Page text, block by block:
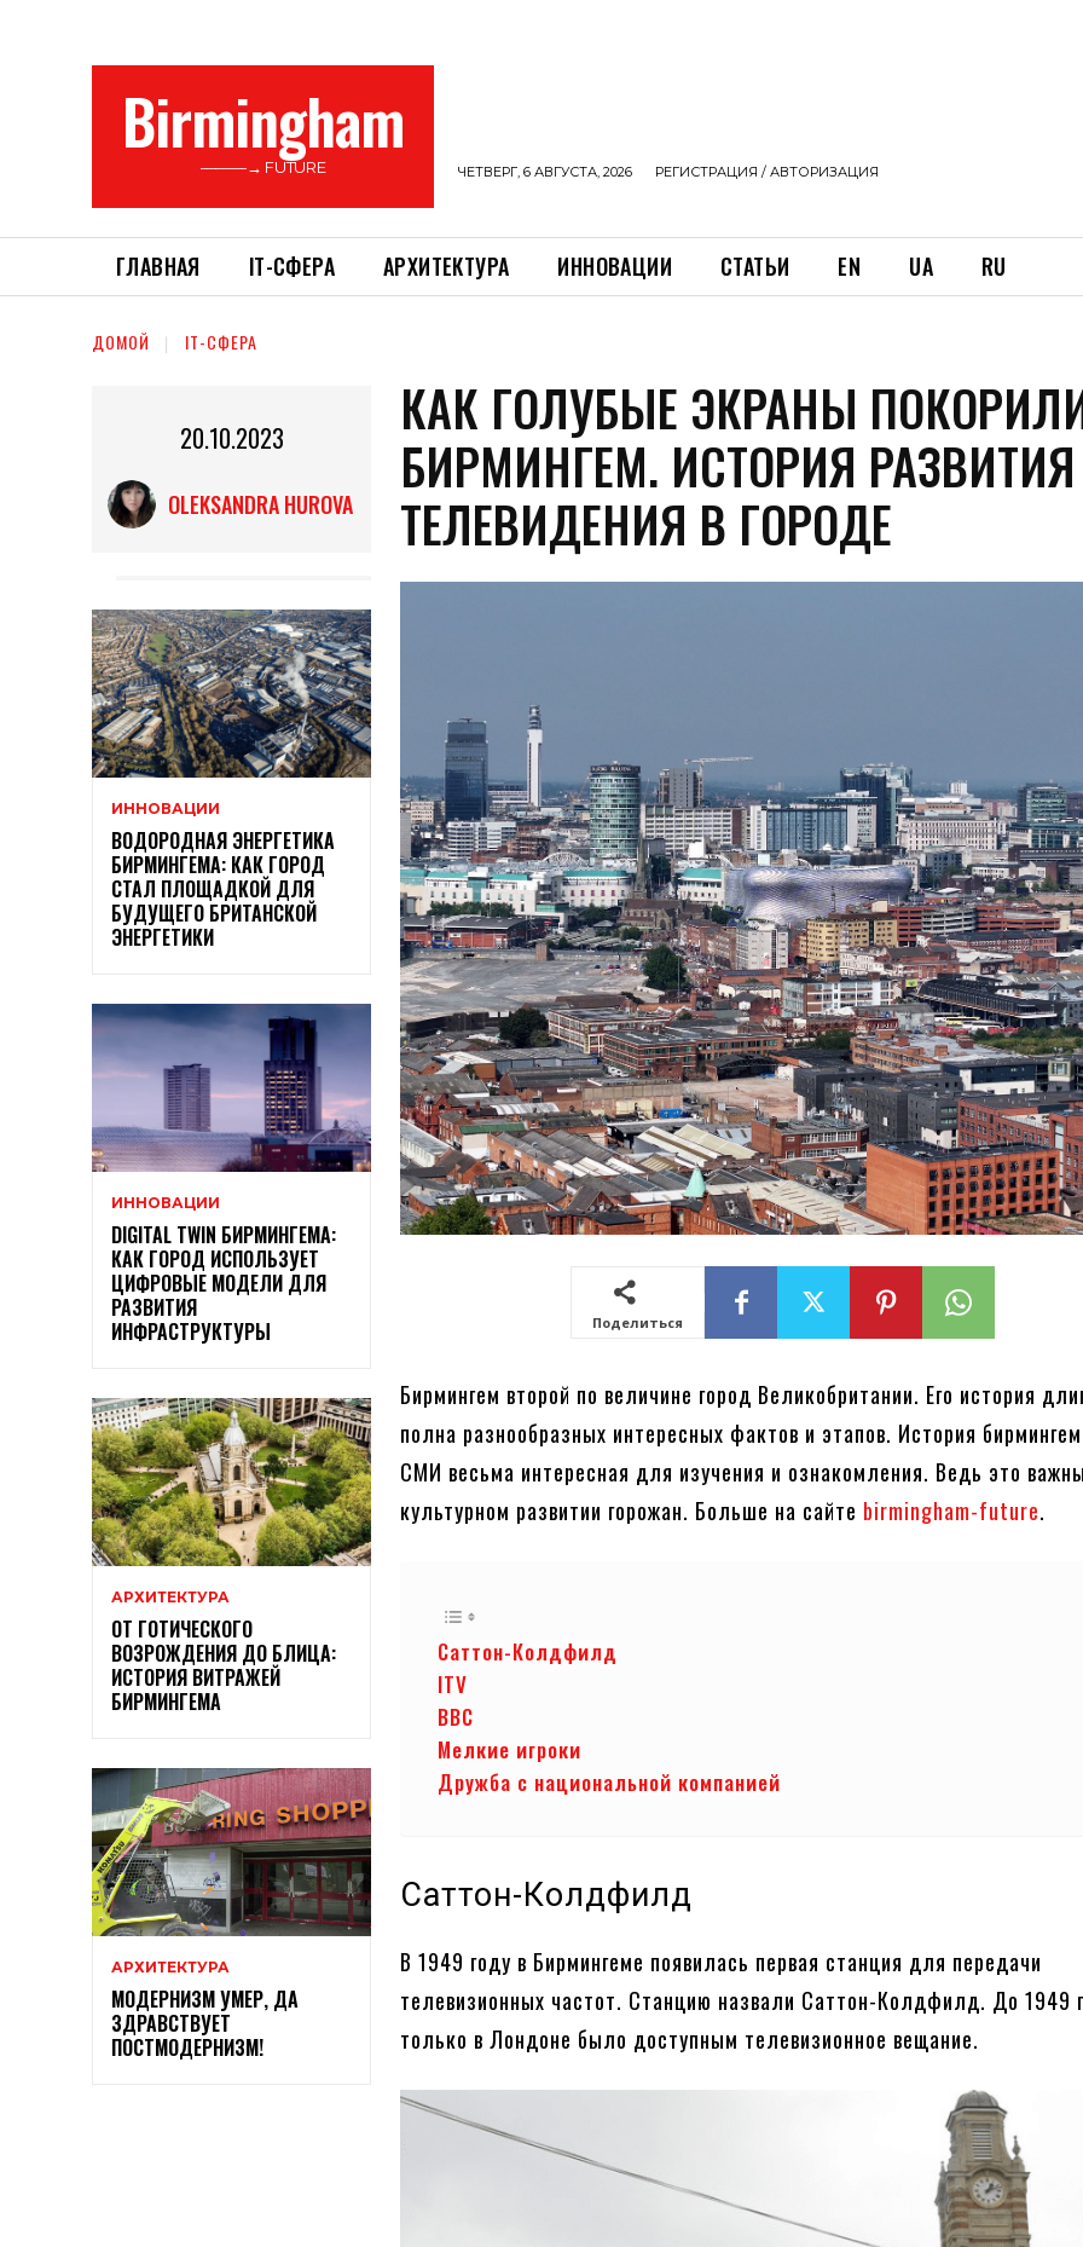
Birmingham
———→ FUTURE ЧЕТВЕРГ, 6 АВГУСТА, 2026 РЕГИСТРАЦИЯ / АВТОРИЗАЦИЯ
ГЛАВНАЯ ІТ-СФЕРА АРХИТЕКТУРА ИННОВАЦИИ СТАТЬИ EN UA RU
ДОМОЙ ІТ-СФЕРА
20.10.2023
OLEKSANDRA HUROVA
ИННОВАЦИИ
ВОДОРОДНАЯ ЭНЕРГЕТИКА
БИРМИНГЕМА: КАК ГОРОД
СТАЛ ПЛОЩАДКОЙ ДЛЯ
БУДУЩЕГО БРИТАНСКОЙ
ЭНЕРГЕТИКИ
ИННОВАЦИИ
DIGITAL TWIN БИРМИНГЕМА:
КАК ГОРОД ИСПОЛЬЗУЕТ
ЦИФРОВЫЕ МОДЕЛИ ДЛЯ
РАЗВИТИЯ
ИНФРАСТРУКТУРЫ
АРХИТЕКТУРА
ОТ ГОТИЧЕСКОГО
ВОЗРОЖДЕНИЯ ДО БЛИЦА:
ИСТОРИЯ ВИТРАЖЕЙ
БИРМИНГЕМА
АРХИТЕКТУРА
МОДЕРНИЗМ УМЕР, ДА
ЗДРАВСТВУЕТ
ПОСТМОДЕРНИЗМ!
КАК ГОЛУБЫЕ ЭКРАНЫ
БИРМИНГЕМ. ИСТОРИЯ РАЗВИТИЯ
ТЕЛЕВИДЕНИЯ В ГОРОДЕ
Поделиться
Бирмингем второй по величине город Великобритании. Его история
полна разнообразных интересных фактов и этапов. История
СМИ весьма интересная для изучения и ознакомления. Ведь это
культурном развитии горожан. Больше на сайте birmingham-future.
Саттон-Колдфилд
ITV
BBC
Мелкие игроки
Дружба с национальной компанией
Саттон-Колдфилд
В 1949 году в Бирмингеме появилась первая станция для передачи
телевизионных частот. Станцию назвали Саттон-Колдфилд. До 1949
только в Лондоне было доступным телевизионное вещание.